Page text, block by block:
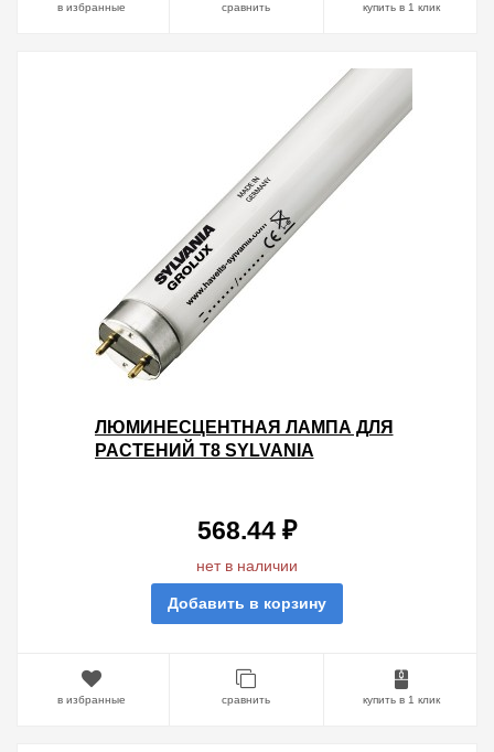
в избранные сравнить купить в 1 клик
ЛЮМИНЕСЦЕНТНАЯ ЛАМПА ДЛЯ
РАСТЕНИЙ T8 SYLVANIA
568.44 ₽
нет в наличии
Добавить в корзину
в избранные сравнить купить в 1 клик